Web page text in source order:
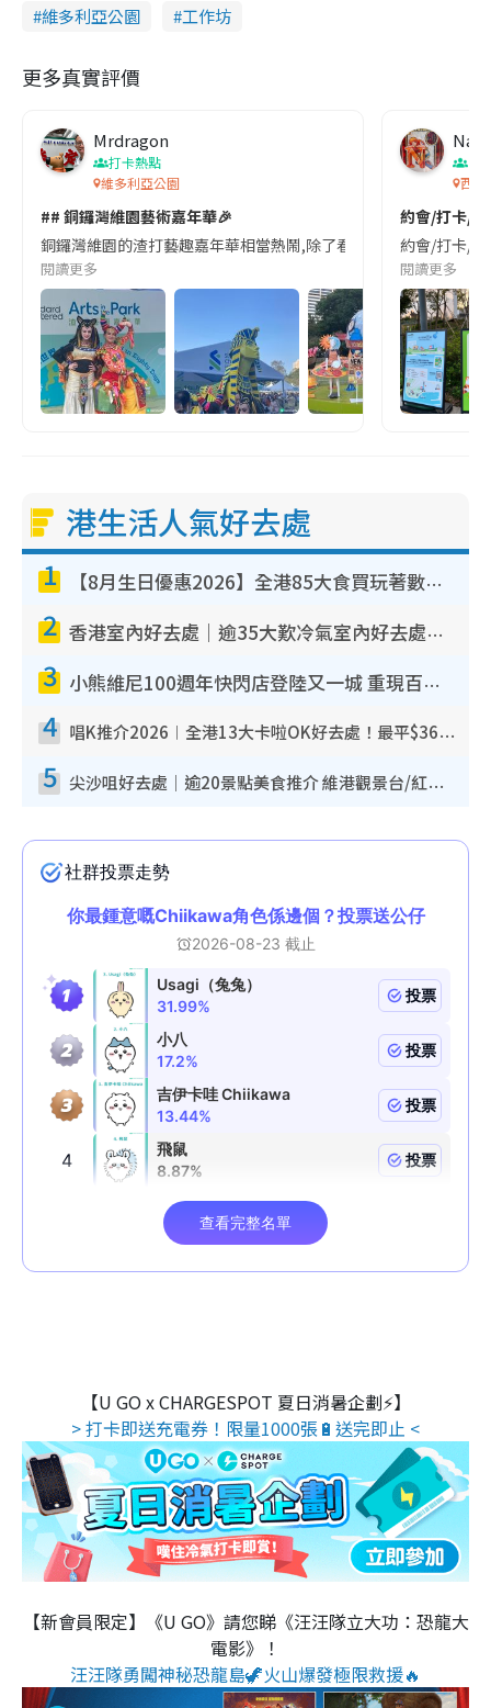
維多利亞公園 工作坊
更多真實評價
Mrdragon
打卡熱點
維多利亞公園
## 銅鑼灣維園藝術嘉年華🎉
銅鑼灣維園的渣打藝趣嘉年華相當熱鬧,除了看到大型的展品外,
閱讀更多
西九
約會/打卡/
約會/打卡/親
閱讀更多
港生活人氣好去處
1 【8月生日優惠2026】全港85大食買玩著數攻略 自助餐/火鍋放題同行免費＋誠品/DONKI送現金券
2 香港室內好去處｜逾35大歎冷氣室內好去處推介 室內活動免費避雨無懼落雨
3 小熊維尼100週年快閃店登陸又一城 重現百畝森林經典場景／獨家限定盲盒登場／專屬DIY香水
4 唱K推介2026︱全港13大卡啦OK好去處！最平$36起 日文K都有！(附地址+收費詳情)
5 尖沙咀好去處｜逾20景點美食推介 維港觀景台/紅磚古蹟/九龍公園/室內遊樂場
【U GO x CHARGESPOT 夏日消暑企劃⚡】
> 打卡即送充電券！限量1000張🔋送完即止 <
【新會員限定】《U GO》請您睇《汪汪隊立大功：恐龍大
電影》！
汪汪隊勇闖神秘恐龍島🦖火山爆發極限救援🔥